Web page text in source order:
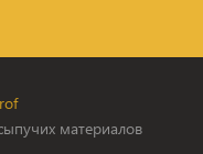
материалов